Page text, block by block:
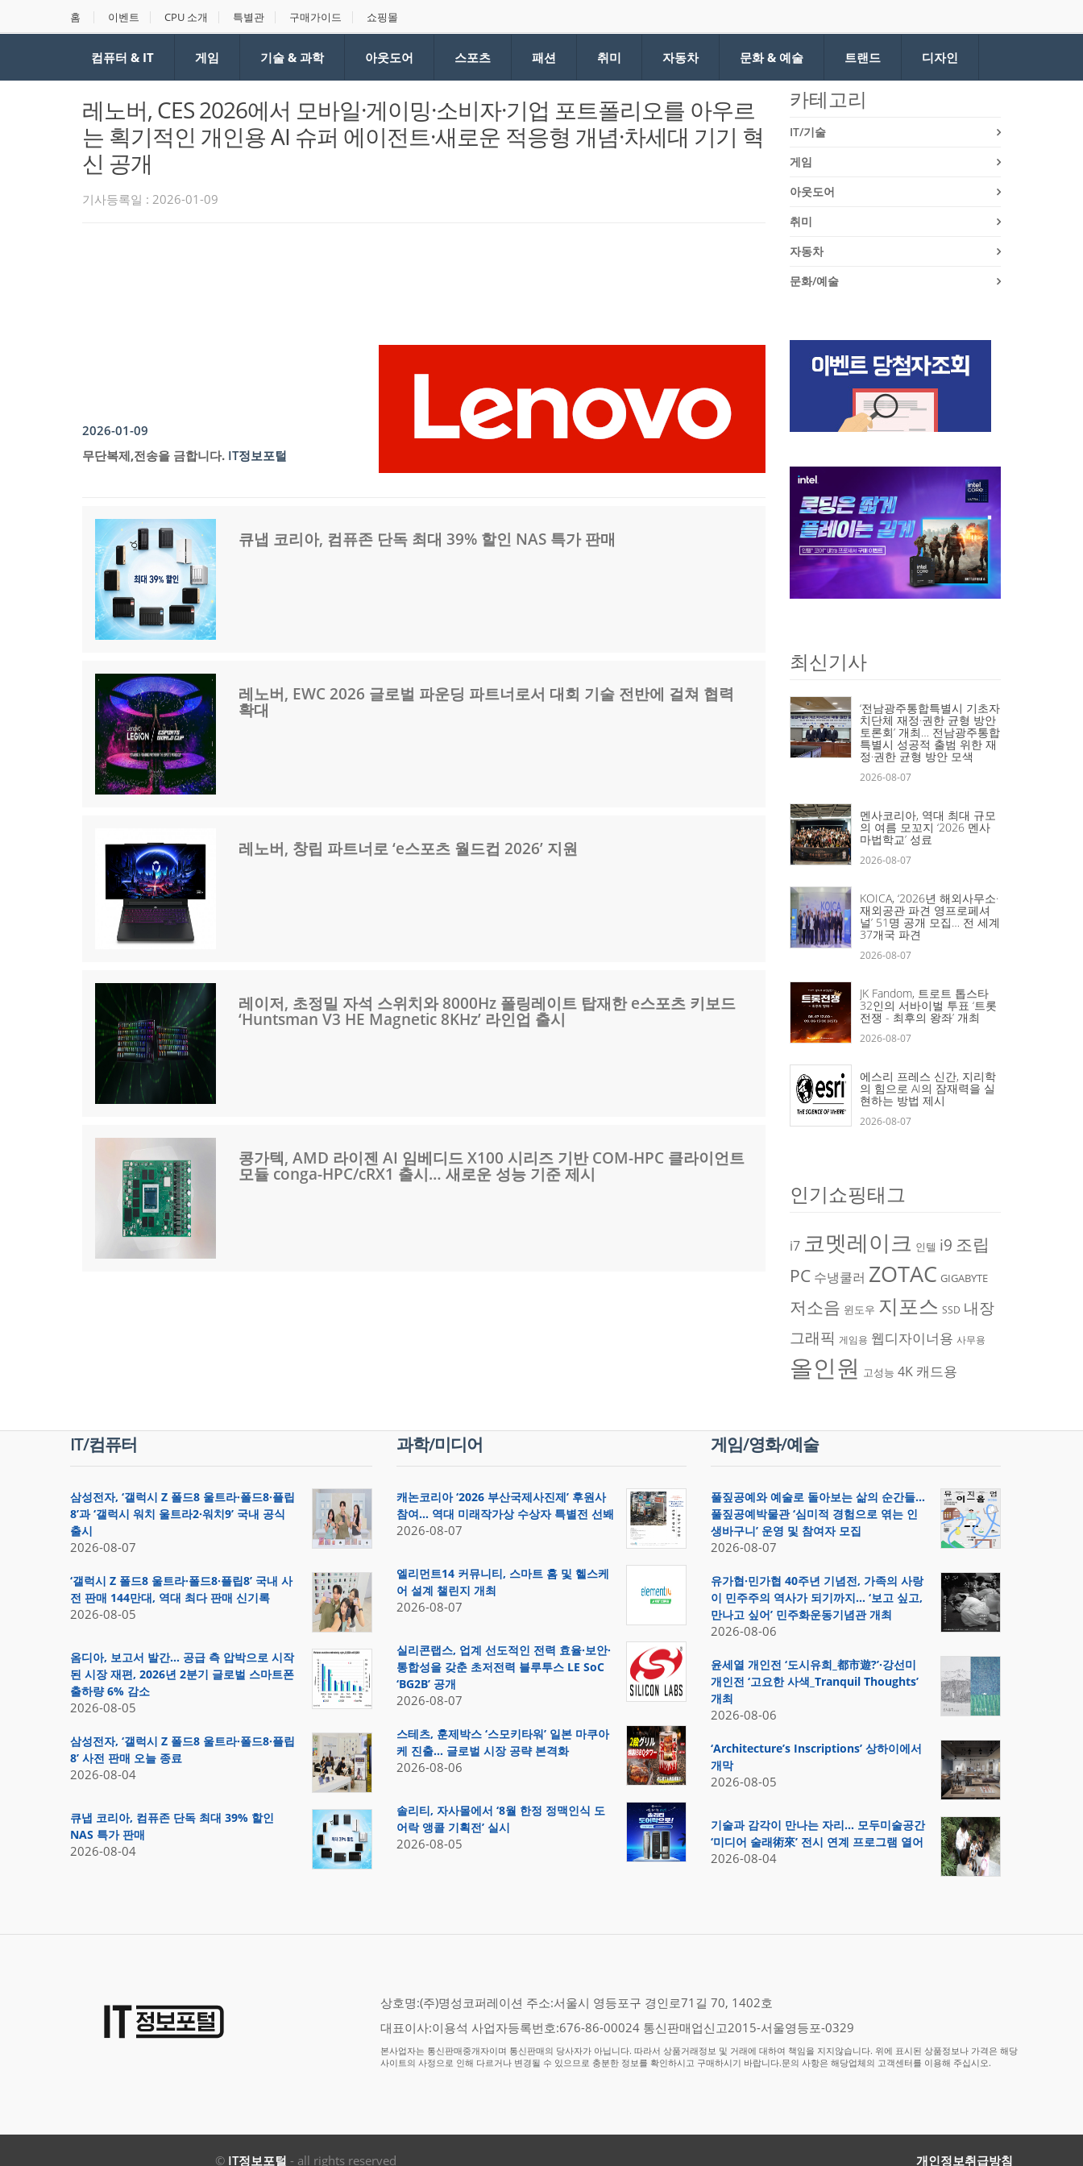
홈 이벤트 CPU 소개 특별관 구매가이드 쇼핑몰
컴퓨터 & IT 게임 기술 & 과학 아웃도어 스포츠 패션 취미 자동차 문화 & 예술 트랜드 디자인
레노버, CES 2026에서 모바일·게이밍·소비자·기업 포트폴리오를 아우르
는 획기적인 개인용 AI 슈퍼 에이전트·새로운 적응형 개념·차세대 기기 혁
신 공개
기사등록일 : 2026-01-09
2026-01-09
무단복제,전송을 금합니다. IT정보포털
큐냅 코리아, 컴퓨존 단독 최대 39% 할인 NAS 특가 판매
레노버, EWC 2026 글로벌 파운딩 파트너로서 대회 기술 전반에 걸쳐 협력
확대
레노버, 창립 파트너로 ‘e스포츠 월드컵 2026’ 지원
레이저, 초정밀 자석 스위치와 8000Hz 폴링레이트 탑재한 e스포츠 키보드
‘Huntsman V3 HE Magnetic 8KHz’ 라인업 출시
콩가텍, AMD 라이젠 AI 임베디드 X100 시리즈 기반 COM-HPC 클라이언트
모듈 conga-HPC/cRX1 출시… 새로운 성능 기준 제시
카테고리
IT/기술
게임
아웃도어
취미
자동차
문화/예술
최신기사
‘전남광주통합특별시 기초자
치단체 재정·권한 균형 방안
토론회’ 개최… 전남광주통합
특별시 성공적 출범 위한 재
정·권한 균형 방안 모색
2026-08-07
멘사코리아, 역대 최대 규모
의 여름 모꼬지 ‘2026 멘사
마법학교’ 성료
2026-08-07
KOICA, ‘2026년 해외사무소·
재외공관 파견 영프로페셔
널’ 51명 공개 모집… 전 세계
37개국 파견
2026-08-07
JK Fandom, 트로트 톱스타
32인의 서바이벌 투표 ‘트롯
전쟁 - 최후의 왕좌’ 개최
2026-08-07
에스리 프레스 신간, 지리학
의 힘으로 AI의 잠재력을 실
현하는 방법 제시
2026-08-07
인기쇼핑태그
i7 코멧레이크 인텔 i9 조립
PC 수냉쿨러 ZOTAC GIGABYTE
저소음 윈도우 지포스 SSD 내장
그래픽 게임용 웹디자이너용 사무용
올인원 고성능 4K 캐드용
IT/컴퓨터
삼성전자, ‘갤럭시 Z 폴드8 울트라·폴드8·플립
8’과 ‘갤럭시 워치 울트라2·워치9’ 국내 공식
출시
2026-08-07
‘갤럭시 Z 폴드8 울트라·폴드8·플립8’ 국내 사
전 판매 144만대, 역대 최다 판매 신기록
2026-08-05
옴디아, 보고서 발간… 공급 측 압박으로 시작
된 시장 재편, 2026년 2분기 글로벌 스마트폰
출하량 6% 감소
2026-08-05
삼성전자, ‘갤럭시 Z 폴드8 울트라·폴드8·플립
8’ 사전 판매 오늘 종료
2026-08-04
큐냅 코리아, 컴퓨존 단독 최대 39% 할인
NAS 특가 판매
2026-08-04
과학/미디어
캐논코리아 ‘2026 부산국제사진제’ 후원사
참여… 역대 미래작가상 수상자 특별전 선봬
2026-08-07
엘리먼트14 커뮤니티, 스마트 홈 및 헬스케
어 설계 챌린지 개최
2026-08-07
실리콘랩스, 업계 선도적인 전력 효율·보안·
통합성을 갖춘 초저전력 블루투스 LE SoC
‘BG2B’ 공개
2026-08-07
스테츠, 훈제박스 ‘스모키타워’ 일본 마쿠아
케 진출… 글로벌 시장 공략 본격화
2026-08-06
솔리티, 자사몰에서 ‘8월 한정 정맥인식 도
어락 앵콜 기획전’ 실시
2026-08-05
게임/영화/예술
풀짚공예와 예술로 돌아보는 삶의 순간들…
풀짚공예박물관 ‘심미적 경험으로 엮는 인
생바구니’ 운영 및 참여자 모집
2026-08-07
유가협·민가협 40주년 기념전, 가족의 사랑
이 민주주의 역사가 되기까지… ‘보고 싶고,
만나고 싶어’ 민주화운동기념관 개최
2026-08-06
윤세열 개인전 ‘도시유희_都市遊?’·강선미
개인전 ‘고요한 사색_Tranquil Thoughts’
개최
2026-08-06
‘Architecture’s Inscriptions’ 상하이에서
개막
2026-08-05
기술과 감각이 만나는 자리… 모두미술공간
‘미디어 술래術來’ 전시 연계 프로그램 열어
2026-08-04
상호명:(주)명성코퍼레이션 주소:서울시 영등포구 경인로71길 70, 1402호
대표이사:이용석 사업자등록번호:676-86-00024 통신판매업신고2015-서울영등포-0329
본사업자는 통신판매중개자이며 통신판매의 당사자가 아닙니다. 따라서 상품거래정보 및 거래에 대하여 책임을 지지않습니다. 위에 표시된 상품정보나 가격은 해당
사이트의 사정으로 인해 다르거나 변경될 수 있으므로 충분한 정보를 확인하시고 구매하시기 바랍니다.문의 사항은 해당업체의 고객센터를 이용해 주십시오.
© IT정보포털 - all rights reserved 개인정보취급방침